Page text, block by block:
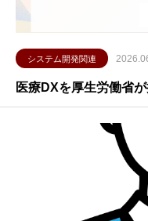
システム開発関連
医療DXを厚生労働省